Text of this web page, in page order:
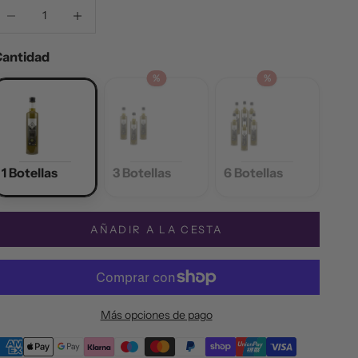
1 Botellas
%
3 Botellas
%
6 Botellas
AÑADIR A LA CESTA
Más opciones de pago